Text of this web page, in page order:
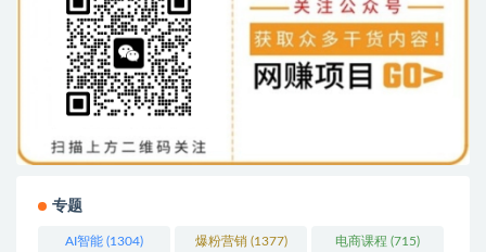
专题
AI智能 (1304) 爆粉营销 (1377) 电商课程 (715)